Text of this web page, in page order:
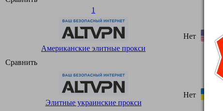
1
Американские элитные прокси
Сравнить
Нет
Элитные украинские прокси
Нет